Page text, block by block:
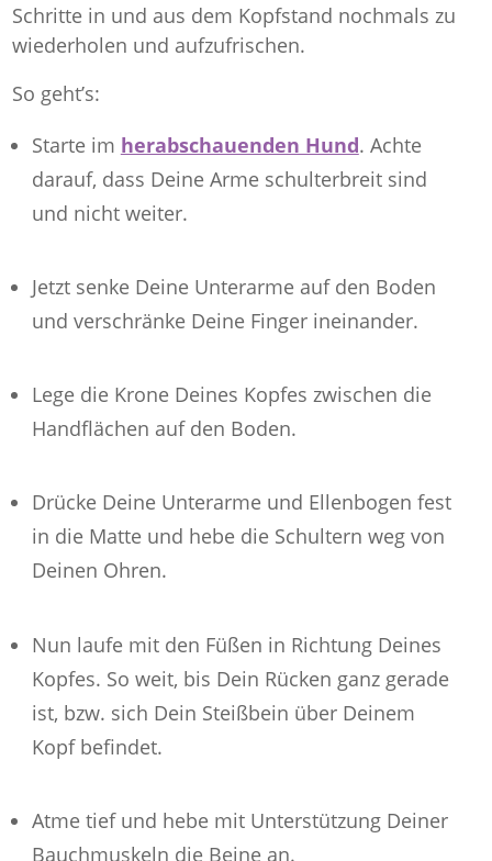
Schritte in und aus dem Kopfstand nochmals zu
wiederholen und aufzufrischen.
So geht’s:
Starte im herabschauenden Hund. Achte
darauf, dass Deine Arme schulterbreit sind
und nicht weiter.
Jetzt senke Deine Unterarme auf den Boden
und verschränke Deine Finger ineinander.
Lege die Krone Deines Kopfes zwischen die
Handflächen auf den Boden.
Drücke Deine Unterarme und Ellenbogen fest
in die Matte und hebe die Schultern weg von
Deinen Ohren.
Nun laufe mit den Füßen in Richtung Deines
Kopfes. So weit, bis Dein Rücken ganz gerade
ist, bzw. sich Dein Steißbein über Deinem
Kopf befindet.
Atme tief und hebe mit Unterstützung Deiner
Bauchmuskeln die Beine an.